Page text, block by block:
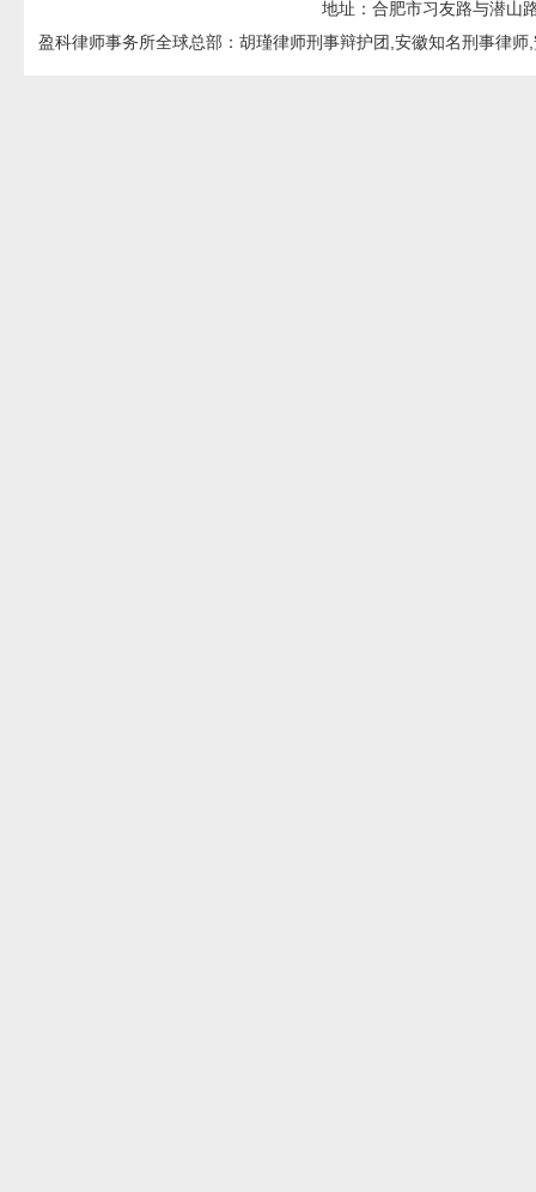
地址：合肥市习友路与潜山
盈科律师事务所全球总部：胡瑾律师刑事辩护团,安徽知名刑事律